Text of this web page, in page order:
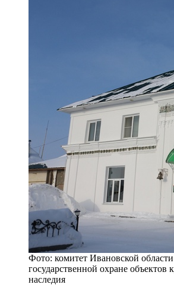
Фото: комитет Ивановской
государственной охране объектов
наследия